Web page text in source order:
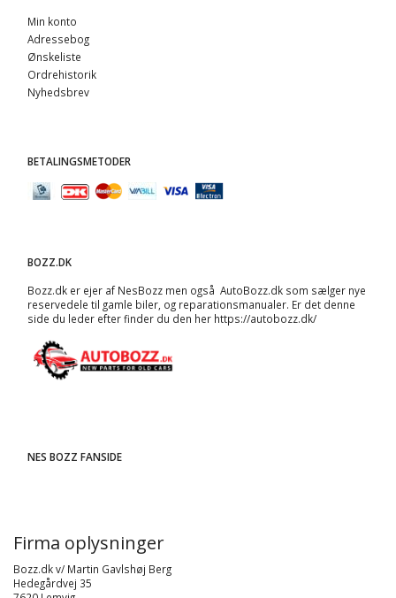
Min konto
Adressebog
Ønskeliste
Ordrehistorik
Nyhedsbrev
BETALINGSMETODER
BOZZ.DK
Bozz.dk er ejer af NesBozz men også AutoBozz.dk som sælger nye
reservedele til gamle biler, og reparationsmanualer. Er det denne
side du leder efter finder du den her https://autobozz.dk/
NES BOZZ FANSIDE
Firma oplysninger
Bozz.dk v/ Martin Gavlshøj Berg
Hedegårdvej 35